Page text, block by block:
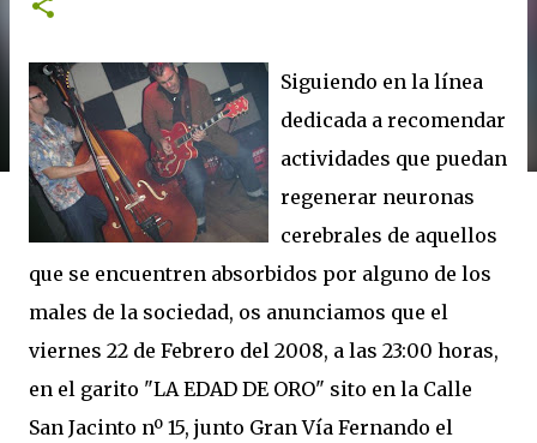
Siguiendo en la línea
dedicada a recomendar
actividades que puedan
regenerar neuronas
cerebrales de aquellos
que se encuentren absorbidos por alguno de los
males de la sociedad, os anunciamos que el
viernes 22 de Febrero del 2008, a las 23:00 horas,
en el garito "LA EDAD DE ORO" sito en la Calle
San Jacinto nº 15, junto Gran Vía Fernando el